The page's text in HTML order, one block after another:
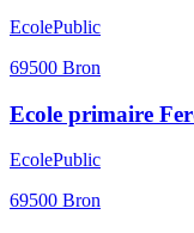
EcolePublic
69500 Bron
Ecole primaire
EcolePublic
69500 Bron